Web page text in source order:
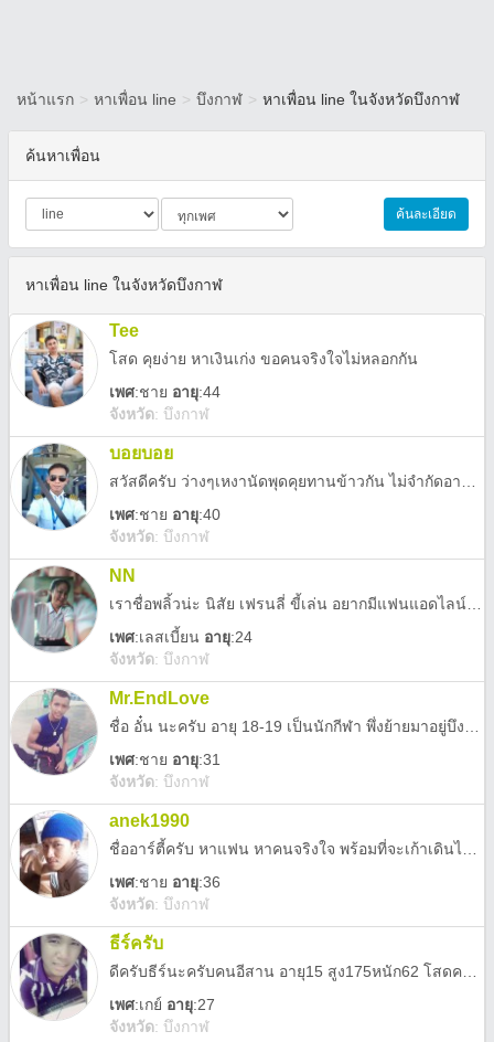
หน้าแรก > หาเพื่อน line > บึงกาฬ > หาเพื่อน line ในจังหวัดบึงกาฬ
ค้นหาเพื่อน
ค้นละเอียด
หาเพื่อน line ในจังหวัดบึงกาฬ
Tee
โสด คุยง่าย หาเงินเก่ง ขอคนจริงใจไม่หลอกกัน
เพศ:ชาย อายุ:44
จังหวัด: บึงกาฬ
บอยบอย
เพศ:ชาย อายุ:40
จังหวัด: บึงกาฬ
NN
เพศ:เลสเบี้ยน อายุ:24
จังหวัด: บึงกาฬ
Mr.EndLove
เพศ:ชาย อายุ:31
จังหวัด: บึงกาฬ
anek1990
เพศ:ชาย อายุ:36
จังหวัด: บึงกาฬ
ธีร์ครับ
เพศ:เกย์ อายุ:27
จังหวัด: บึงกาฬ